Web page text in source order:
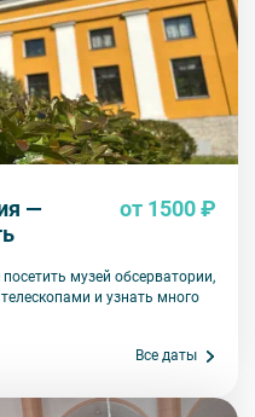
—
от 1500 ₽
музей обсерватории,
и узнать много
Все даты